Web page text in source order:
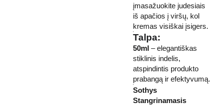
įmasažuokite judesiais
iš apačios į viršų, kol
kremas visiškai įsigers.
Talpa:
50ml – elegantiškas
stiklinis indelis,
atspindintis produkto
prabangą ir efektyvumą.
Sothys
Stangrinamasis